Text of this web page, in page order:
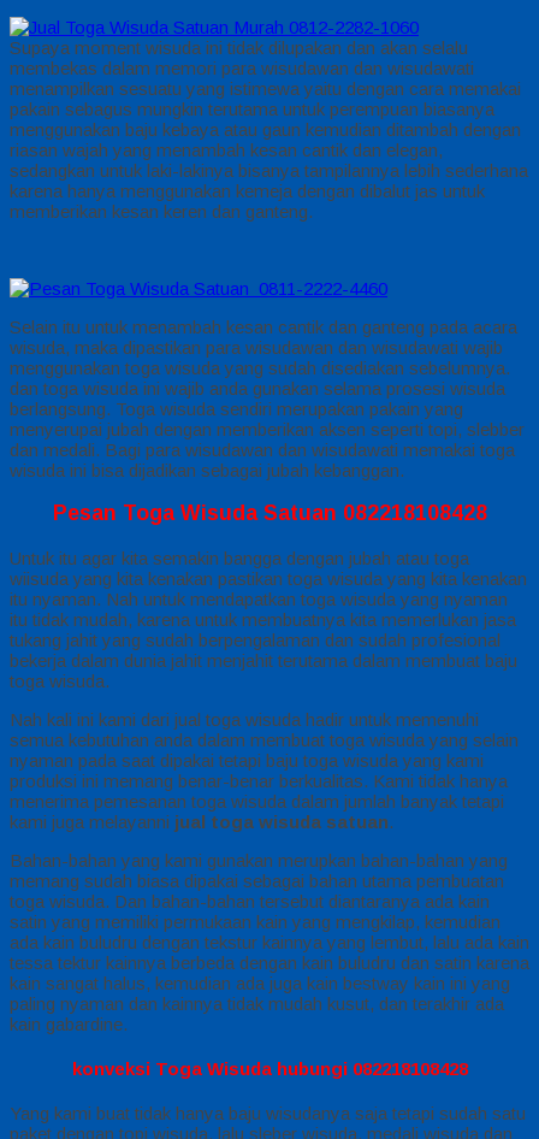
Supaya moment wisuda ini tidak dilupakan dan akan selalu
membekas dalam memori para wisudawan dan wisudawati
menampilkan sesuatu yang istimewa yaitu dengan cara memakai
pakain sebagus mungkin terutama untuk perempuan biasanya
menggunakan baju kebaya atau gaun kemudian ditambah dengan
riasan wajah yang menambah kesan cantik dan elegan,
sedangkan untuk laki-lakinya bisanya tampilannya lebih sederhana
karena hanya menggunakan kemeja dengan dibalut jas untuk
memberikan kesan keren dan ganteng.
Selain itu untuk menambah kesan cantik dan ganteng pada acara
wisuda, maka dipastikan para wisudawan dan wisudawati wajib
menggunakan toga wisuda yang sudah disediakan sebelumnya.
dan toga wisuda ini wajib anda gunakan selama prosesi wisuda
berlangsung. Toga wisuda sendiri merupakan pakain yang
menyerupai jubah dengan memberikan aksen seperti topi, slebber
dan medali. Bagi para wisudawan dan wisudawati memakai toga
wisuda ini bisa dijadikan sebagai jubah kebanggan.
Pesan Toga Wisuda Satuan 082218108428
Untuk itu agar kita semakin bangga dengan jubah atau toga
wiisuda yang kita kenakan pastikan toga wisuda yang kita kenakan
itu nyaman. Nah untuk mendapatkan toga wisuda yang nyaman
itu tidak mudah, karena untuk membuatnya kita memerlukan jasa
tukang jahit yang sudah berpengalaman dan sudah profesional
bekerja dalam dunia jahit menjahit terutama dalam membuat baju
toga wisuda.
Nah kali ini kami dari jual toga wisuda hadir untuk memenuhi
semua kebutuhan anda dalam membuat toga wisuda yang selain
nyaman pada saat dipakai tetapi baju toga wisuda yang kami
produksi ini memang benar-benar berkualitas. Kami tidak hanya
menerima pemesanan toga wisuda dalam jumlah banyak tetapi
kami juga melayanni jual toga wisuda satuan.
Bahan-bahan yang kami gunakan merupkan bahan-bahan yang
memang sudah biasa dipakai sebagai bahan utama pembuatan
toga wisuda. Dan bahan-bahan tersebut diantaranya ada kain
satin yang memiliki permukaan kain yang mengkilap, kemudian
ada kain buludru dengan tekstur kainnya yang lembut, lalu ada kain
tessa tektur kainnya berbeda dengan kain buludru dan satin karena
kain sangat halus, kemudian ada juga kain bestway kain ini yang
paling nyaman dan kainnya tidak mudah kusut, dan terakhir ada
kain gabardine.
konveksi Toga Wisuda hubungi 082218108428
Yang kami buat tidak hanya baju wisudanya saja tetapi sudah satu
paket dengan topi wisuda, lalu sleber wisuda, medali wisuda dan